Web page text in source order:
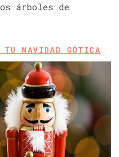
árboles de
TU NAVIDAD GÓTICA